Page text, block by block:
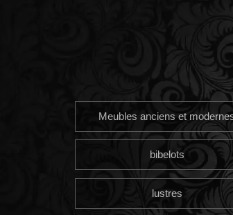
Meubles anciens et
bibelots
lustres